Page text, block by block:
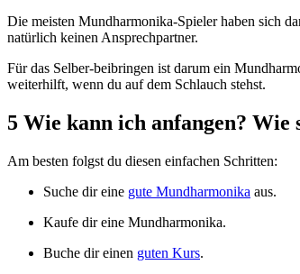
Die meisten Mundharmonika-Spieler haben sich
natürlich keinen Ansprechpartner.
Für das Selber-beibringen ist darum ein
weiterhilft, wenn du auf dem Schlauch stehst.
5 Wie kann ich anfangen? Wie
Am besten folgst du diesen einfachen Schritten:
Suche dir eine gute Mundharmonika aus.
Kaufe dir eine Mundharmonika.
Buche dir einen guten Kurs.